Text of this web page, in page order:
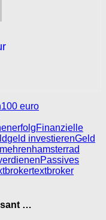
100 euro
erfolgFinanzielle
geld investierenGeld
hamsterrad
Passives
textbroker
…